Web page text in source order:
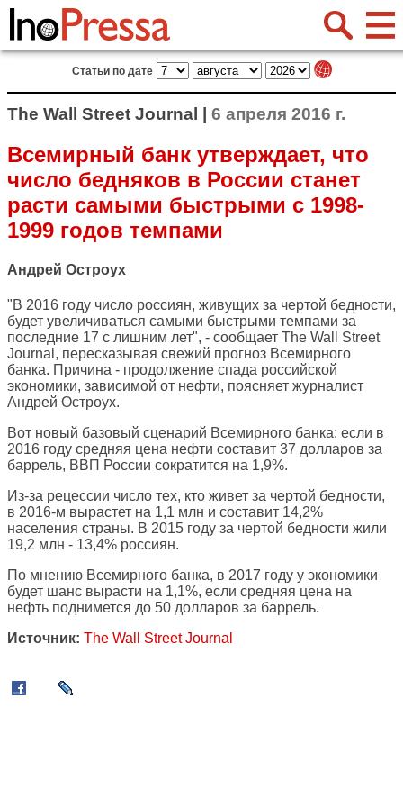
Статьи по дате
The Wall Street Journal | 6 апреля 2016 г.
Всемирный банк утверждает, что
число бедняков в России станет
расти самыми быстрыми с 1998-
1999 годов темпами
Андрей Остроух
"В 2016 году число россиян, живущих за чертой бедности,
будет увеличиваться самыми быстрыми темпами за
последние 17 с лишним лет", - сообщает The Wall Street
Journal , пересказывая свежий прогноз Всемирного
банка. Причина - продолжение спада российской
экономики, зависимой от нефти, поясняет журналист
Андрей Остроух.
Вот новый базовый сценарий Всемирного банка: если в
2016 году средняя цена нефти составит 37 долларов за
баррель, ВВП России сократится на 1,9%.
Из-за рецессии число тех, кто живет за чертой бедности,
в 2016-м вырастет на 1,1 млн и составит 14,2%
населения страны. В 2015 году за чертой бедности жили
19,2 млн - 13,4% россиян.
По мнению Всемирного банка, в 2017 году у экономики
будет шанс вырасти на 1,1%, если средняя цена на
нефть поднимется до 50 долларов за баррель.
Источник: The Wall Street Journal